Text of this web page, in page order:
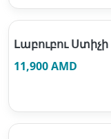
Լաբուբու
11,900 AMD